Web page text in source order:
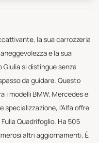
la sua carrozzeria
e la sua
si distingue senza
da guidare. Questo
i modelli BMW, Mercedes e
specializzazione, l'Alfa offre
Quadrifoglio. Ha 505
altri aggiornamenti. È